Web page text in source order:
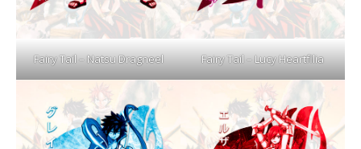
Fairy Tail – Natsu Dragneel Fairy Tail – Lucy Heartfilia